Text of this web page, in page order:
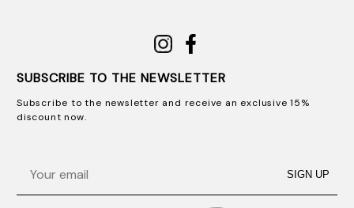
SUBSCRIBE TO THE NEWSLETTER
Subscribe to the newsletter and receive an exclusive 15%
discount now.
SIGN UP